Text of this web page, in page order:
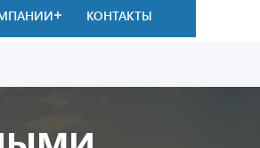
КОНТАКТЫ